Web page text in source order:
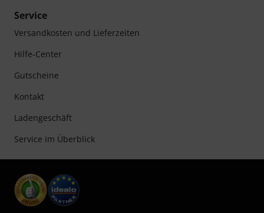
Service
Versandkosten und Lieferzeiten
Hilfe-Center
Gutscheine
Kontakt
Ladengeschäft
Service im Überblick